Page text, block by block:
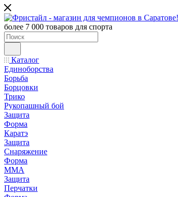
более 7 000 товаров для спорта
Каталог
Единоборства
Борьба
Борцовки
Трико
Рукопашный бой
Защита
Форма
Каратэ
Защита
Снаряжение
Форма
ММА
Защита
Перчатки